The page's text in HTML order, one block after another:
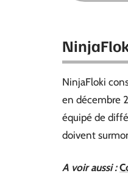
NinjaFloki
en décembre
équipé de
doivent
A voir aussi :